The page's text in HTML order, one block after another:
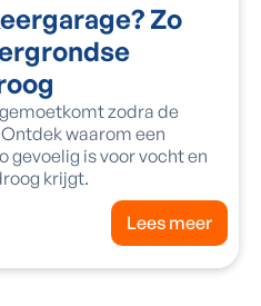
Zo
zodra de
waarom een
gevoelig is voor vocht en
krijgt.
Lees meer